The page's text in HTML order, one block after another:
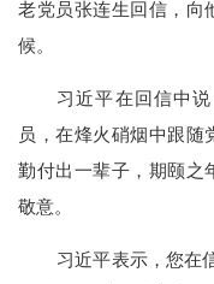
老党员张连生回信，向
候。
习近平在回信中
员，在烽火硝烟中跟随
勤付出一辈子，期颐之
敬意。
习近平表示，您在